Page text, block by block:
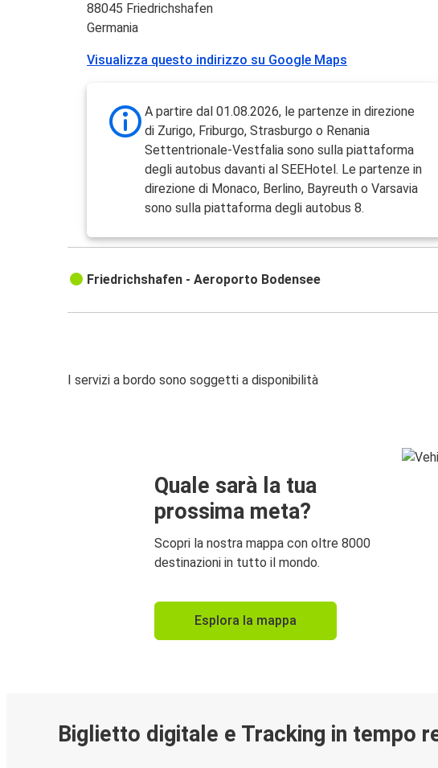
88045 Friedrichshafen
Germania
Visualizza questo indirizzo su Google Maps
A partire dal 01.08.2026, le partenze in direzione
di Zurigo, Friburgo, Strasburgo o Renania
Settentrionale-Vestfalia sono sulla piattaforma
degli autobus davanti al SEEHotel. Le partenze in
direzione di Monaco, Berlino, Bayreuth o Varsavia
sono sulla piattaforma degli autobus 8.
Friedrichshafen - Aeroporto Bodensee
I servizi a bordo sono soggetti a disponibilità
Quale sarà la tua
prossima meta?
Scopri la nostra mappa con oltre 8000
destinazioni in tutto il mondo.
Esplora la mappa
Biglietto digitale e Tracking in tempo